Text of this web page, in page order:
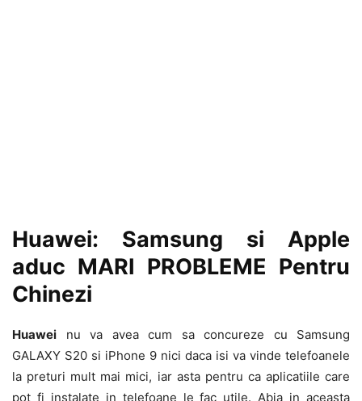
Huawei: Samsung si Apple
aduc MARI PROBLEME Pentru
Chinezi
Huawei nu va avea cum sa concureze cu Samsung
GALAXY S20 si iPhone 9 nici daca isi va vinde telefoanele
la preturi mult mai mici, iar asta pentru ca aplicatiile care
pot fi instalate in telefoane le fac utile. Abia in aceasta